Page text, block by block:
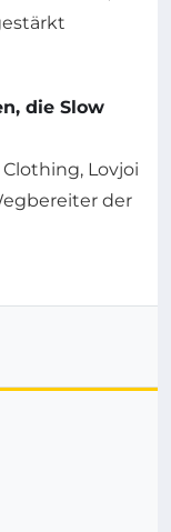
die Slow
Clothing, Lovjoi
der